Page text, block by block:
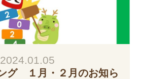
2024.01.05
グ １月・２月のお知ら